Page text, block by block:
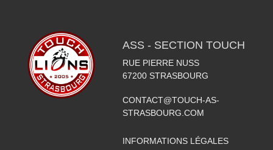
ASS - SECTION TOUCH
RUE PIERRE NUSS
67200 STRASBOURG
CONTACT@TOUCH-AS-
STRASBOURG.COM
INFORMATIONS LÉGALES